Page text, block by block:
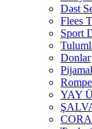
Dəst
Flees
Sport
Donlar
YAY